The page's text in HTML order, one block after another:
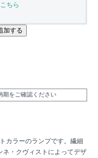
ちら
加する
をご確認ください
カラーのランプです。繊細
ネ・クヴィストによってデザ